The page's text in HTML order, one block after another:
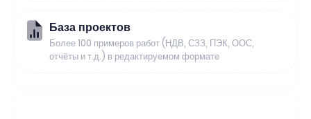
База проектов
Более 100 примеров работ (НДВ, СЗЗ, ПЭК, ООС,
отчёты и т.д.) в редактируемом формате